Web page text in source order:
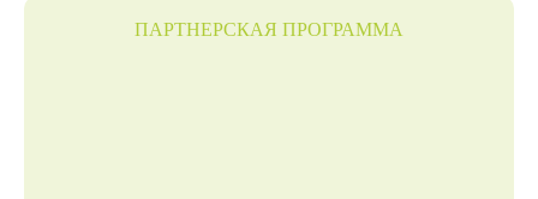
ПАРТНЕРСКАЯ ПРОГРАММА